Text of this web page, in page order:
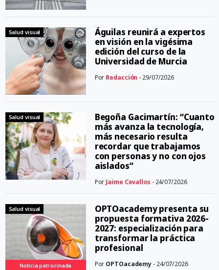
Salud visual
Águilas reunirá a expertos
en visión en la vigésima
edición del curso de la
Universidad de Murcia
Por Redacción - 29/07/2026
Salud visual
Begoña Gacimartín: “Cuanto
más avanza la tecnología,
más necesario resulta
recordar que trabajamos
con personas y no con ojos
aislados”
Por Jaime Cevallos - 24/07/2026
Salud visual
Noticia patrocinada
OPTOacademy presenta su
propuesta formativa 2026-
2027: especialización para
transformar la práctica
profesional
Por OPTOacademy - 24/07/2026